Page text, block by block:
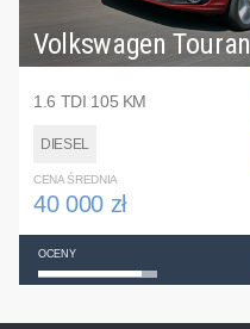
Volkswagen Touran
1.6 TDI 105 KM
DIESEL
CENA ŚREDNIA
40 000 zł
OCENY